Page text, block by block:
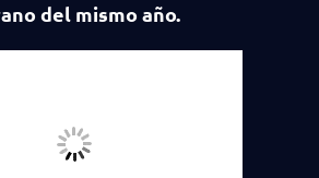
del mismo año.